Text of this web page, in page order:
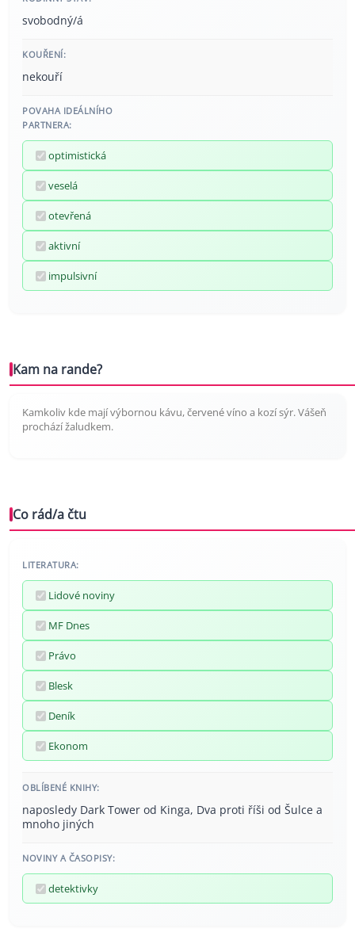
svobodný/á
KOUŘENÍ:
nekouří
POVAHA IDEÁLNÍHO
PARTNERA:
optimistická
veselá
otevřená
aktivní
impulsivní
Kam na rande?
Kamkoliv kde mají výbornou kávu, červené víno a kozí sýr. Vášeň
prochází žaludkem.
Co rád/a čtu
LITERATURA:
Lidové noviny
MF Dnes
Právo
Blesk
Deník
Ekonom
OBLÍBENÉ KNIHY:
naposledy Dark Tower od Kinga, Dva proti říši od Šulce a
mnoho jiných
NOVINY A ČASOPISY:
detektivky